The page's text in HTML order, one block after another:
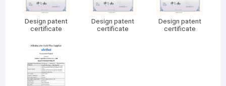
Design patent
certificate
Design patent
certificate
Design patent
certificate